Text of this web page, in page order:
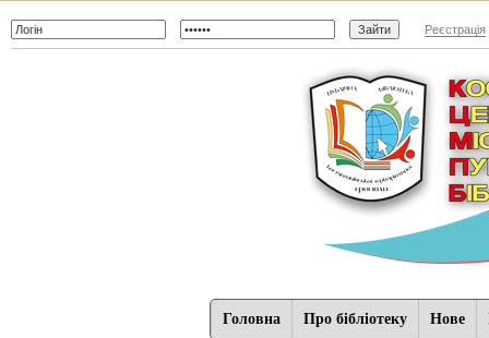
Реєстрація
Головна Про бібліотеку Нове